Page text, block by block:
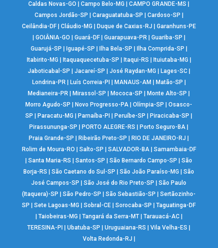
Caldas Novas-GO
|Campo Belo-MG |CAMPO GRANDE-MS
Campos Jordão-SP
Caraguatatuba-SP Cardoso-SP
Ceilândia-DF| Cláudio-MG Duque de Caxias-RJ
Garanhuns-PE
GOIÂNIA-GO Guará-DF| Guarapuava-PR| Guariba-SP
Guarujá-SP
Iguapé-SP Ilha Bela-SP Ilha Comprida-SP
Itabirito-MG
Itaquaquecetuba-SP Itaqui-RS Ituiutaba-MG
Jaboticabal-SP
Jacareí-SP José Raydan-MG Lages-SC|
Londrina-PR| Luís Correia-PI MANAUS-AM Matão-SP
Medianeira-PR
Mirassol-SP Mococa-SP Monte Alto-SP
Morro Agudo-SP
Novo Progresso-PA |Olímpia-SP |Osasco-
SP
Paracatu-MG Parnaíba-PI Peruíbe-SP Piracicaba-SP
Pirassununga-SP
PORTO ALEGRE-RS Porto Seguro-BA
Praia Grande-SP
Ribeirão Preto-SP RIO DE JANEIRO-RJ
Rolim de Moura-RO
Salto-SP SALVADOR-BA| Samambaia-DF
|Santa Maria-RS |Santos-SP |São Bernardo Campo-SP |São
Borja-RS
|São Caetano do Sul-SP |São João Paraíso-MG |São
José Campos-SP
|São José do Rio Preto-SP |São Paulo
(Itaquera)-SP
|São Pedro-SP |São Sebastião-SP |Sertãozinho-
SP
|Sete Lagoas-MG |Sobral-CE |Sorocaba-SP |Taguatinga-DF
Taiobeiras-MG Tangará da Serra-MT| Tarauacá-AC|
TERESINA-PI
|Ubatuba-SP |Uruguaiana-RS |Vila Velha-ES
Volta Redonda-RJ